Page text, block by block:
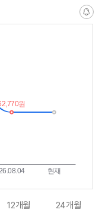
알
12개월 24개월